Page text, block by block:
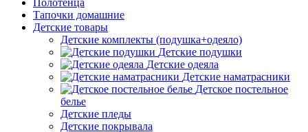
Полотенца
Тапочки домашние
Детские товары
Детские комплекты (подушка+одеяло)
Детские подушки
Детские одеяла
Детские наматрасники
Детское постельное
белье
Детские пледы
Детские покрывала